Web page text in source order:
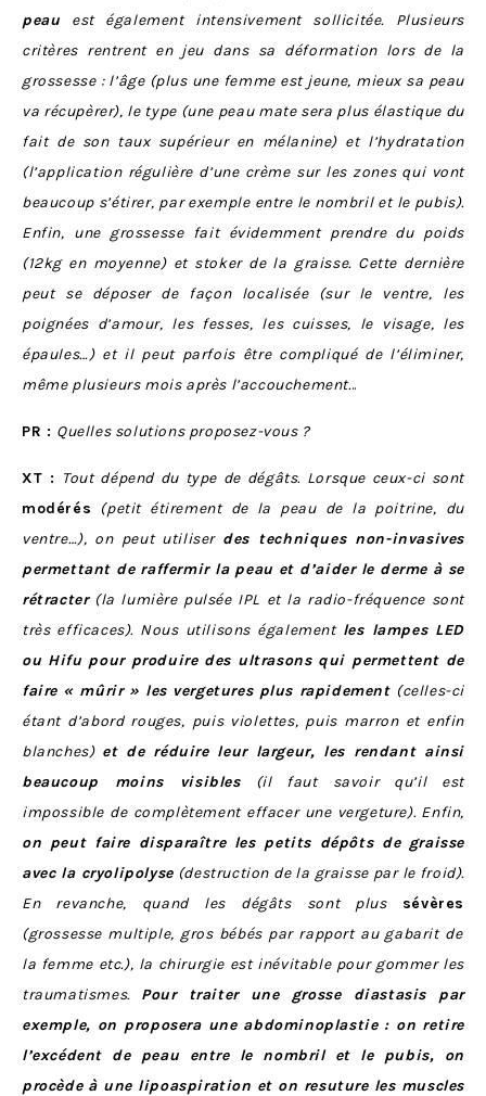
peau est également intensivement sollicitée. Plusieurs
critères rentrent en jeu dans sa déformation lors de la
grossesse : l’âge (plus une femme est jeune, mieux sa peau
va récupèrer), le type (une peau mate sera plus élastique du
fait de son taux supérieur en mélanine) et l’hydratation
(l’application régulière d’une crème sur les zones qui vont
beaucoup s’étirer, par exemple entre le nombril et le pubis).
Enfin, une grossesse fait évidemment prendre du poids
(12kg en moyenne) et stoker de la graisse. Cette dernière
peut se déposer de façon localisée (sur le ventre, les
poignées d’amour, les fesses, les cuisses, le visage, les
épaules…) et il peut parfois être compliqué de l’éliminer,
même plusieurs mois après l’accouchement...
PR : Quelles solutions proposez-vous ?
XT : Tout dépend du type de dégâts. Lorsque ceux-ci sont
modérés (petit étirement de la peau de la poitrine, du
ventre…), on peut utiliser des techniques non-invasives
permettant de raffermir la peau et d’aider le derme à se
rétracter(la lumière pulsée IPL et la radio-fréquence sont
très efficaces). Nous utilisons également les lampes LED
ou Hifu pour produire des ultrasons qui permettent de
faire « mûrir » les vergetures plus rapidement (celles-ci
étant d’abord rouges, puis violettes, puis marron et enfin
blanches) et de réduire leur largeur, les rendant ainsi
beaucoup moins visibles(il faut savoir qu’il est
impossible de complètement effacer une vergeture). Enfin,
on peut faire disparaître les petits dépôts de graisse
avec la cryolipolyse(destruction de la graisse par le froid).
En revanche, quand les dégâts sont plus sévères
(grossesse multiple, gros bébés par rapport au gabarit de
la femme etc.), la chirurgie est inévitable pour gommer les
traumatismes. Pour traiter une grosse diastasis par
exemple, on proposera une abdominoplastie : on retire
l’excédent de peau entre le nombril et le pubis, on
procède à une lipoaspiration et on resuture les muscles